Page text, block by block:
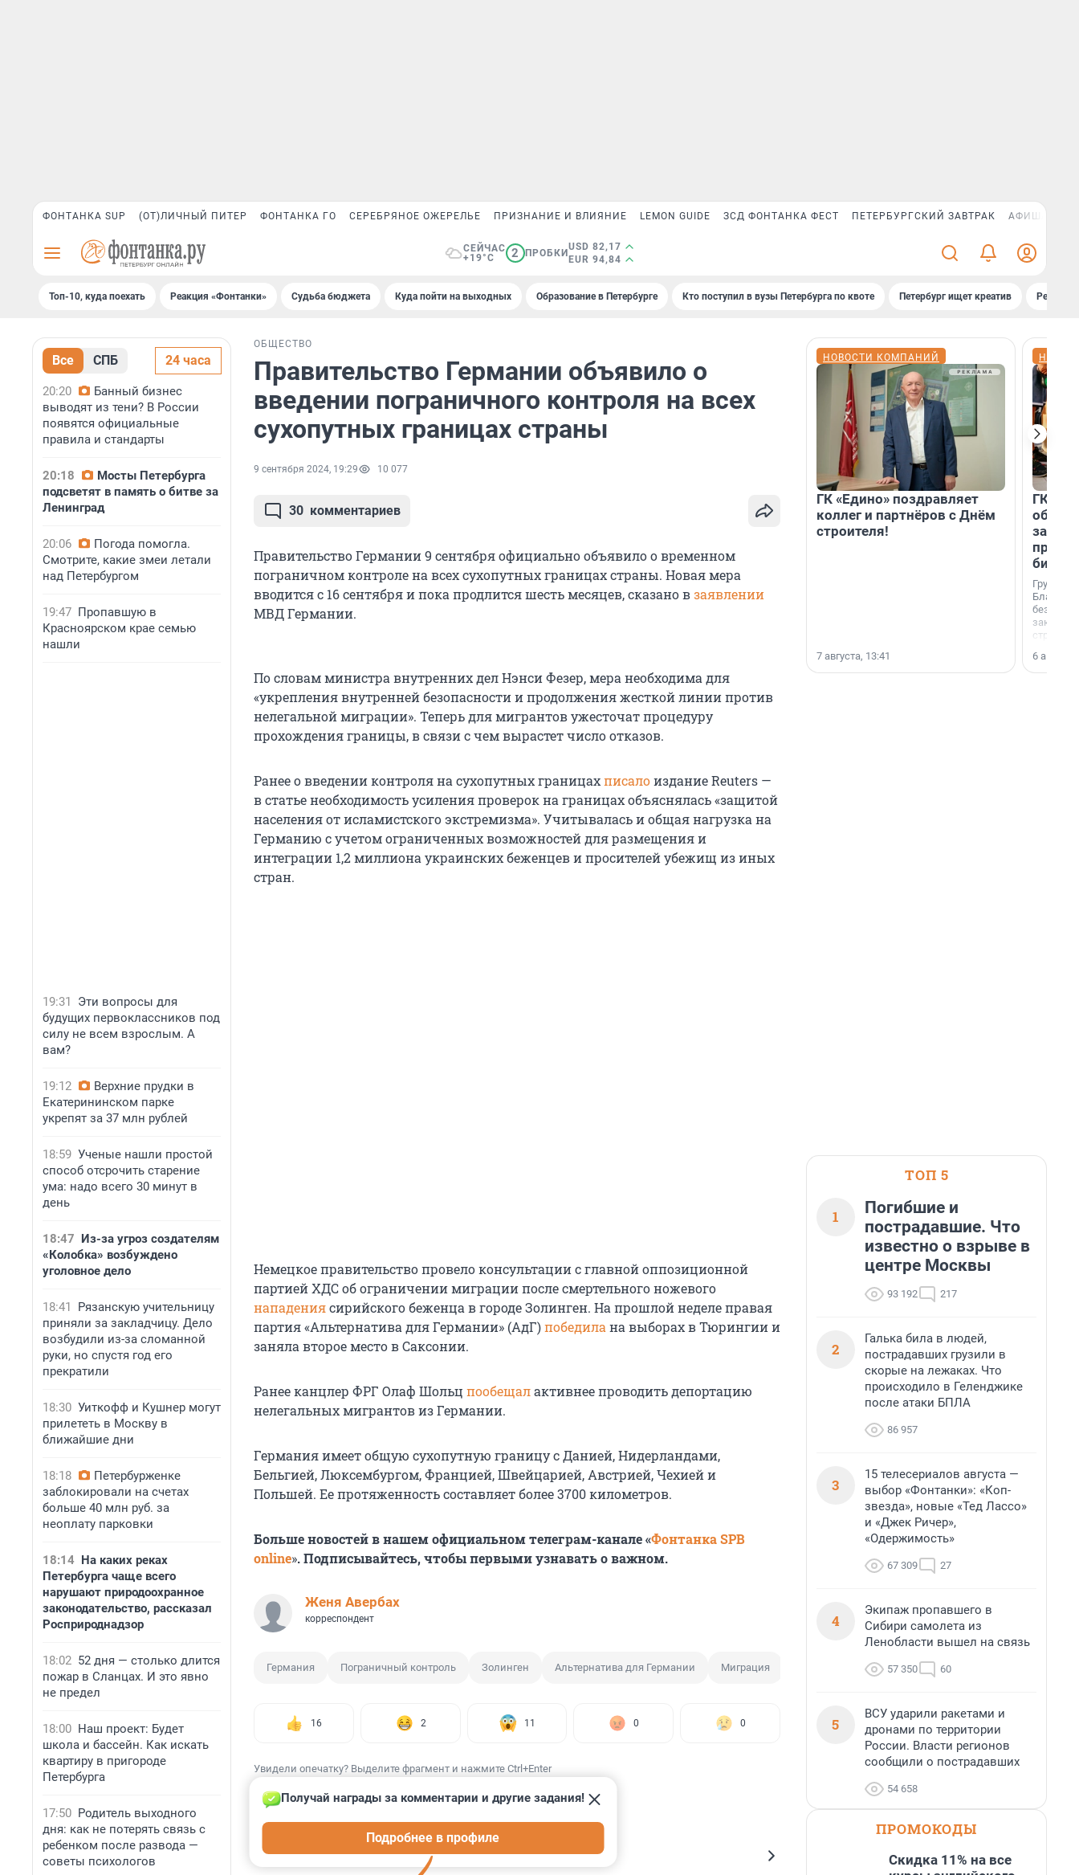
ФОНТАНКА SUP (ОТ)ЛИЧНЫЙ ПИТЕР ФОНТАНКА ГО СЕРЕБРЯНОЕ ОЖЕРЕЛЬЕ ПРИЗНАНИЕ И ВЛИЯНИЕ LEMON GUIDE ЗСД ФОНТАНКА ФЕСТ ПЕТЕРБУРГСКИЙ ЗАВТРАК АФИША PLUS
СЕЙЧАС
+19°C
2 ПРОБКИ
USD 82,17
EUR 94,84
Топ-10, куда поехать Реакция «Фонтанки» Судьба бюджета Куда пойти на выходных Образование в Петербурге Кто поступил в вузы Петербурга по квоте Петербург ищет креатив
Все СПБ 24 часа
20:20
Банный бизнес
выводят из тени? В России
появятся официальные
правила и стандарты
20:18
Мосты Петербурга
подсветят в память о битве за
Ленинград
20:06
Погода помогла.
Смотрите, какие змеи летали
над Петербургом
19:47 Пропавшую в
Красноярском крае семью
нашли
19:31
Эти вопросы для
будущих первоклассников под
силу не всем взрослым. А
вам?
19:12
Верхние прудки в
Екатерининском парке
укрепят за 37 млн рублей
18:59 Ученые нашли простой
способ отсрочить старение
ума: надо всего 30 минут в
день
18:47 Из-за угроз создателям
«Колобка» возбуждено
уголовное дело
18:41
Рязанскую учительницу
приняли за закладчицу. Дело
возбудили из-за сломанной
руки, но спустя год его
прекратили
18:30 Уиткофф и Кушнер могут
прилететь в Москву в
ближайшие дни
18:18
Петербурженке
заблокировали на счетах
больше 40 млн руб. за
неоплату парковки
18:14 На каких реках
Петербурга чаще всего
нарушают природоохранное
законодательство, рассказал
Росприроднадзор
18:02 52 дня — столько длится
пожар в Сланцах. И это явно
не предел
18:00 Наш проект: Будет
школа и бассейн. Как искать
квартиру в пригороде
Петербурга
17:50 Родитель выходного
дня: как не потерять связь с
ребенком после развода —
советы психологов
ОБЩЕСТВО
Правительство Германии объявило о
введении пограничного контроля на всех
сухопутных границах страны
9 сентября 2024, 19:29 10 077
30 комментариев
Правительство Германии 9 сентября официально объявило о временном
пограничном контроле на всех сухопутных границах страны. Новая мера
вводится с 16 сентября и пока продлится шесть месяцев, сказано взаявлении
МВД Германии.
По словам министра внутренних дел Нэнси Фезер, мера необходима для
«укрепления внутренней безопасности и продолжения жесткой линии против
нелегальной миграции». Теперь для мигрантов ужесточат процедуру
прохождения границы, в связи с чем вырастет число отказов.
Ранее о введении контроля на сухопутных границахписалоиздание Reuters —
в статье необходимость усиления проверок на границах объяснялась «защитой
населения от исламистского экстремизма». Учитывалась и общая нагрузка на
Германию с учетом ограниченных возможностей для размещения и
интеграции 1,2 миллиона украинских беженцев и просителей убежищ из иных
стран.
Немецкое правительство провело консультации с главной оппозиционной
партией ХДС об ограничении миграции после смертельного ножевого
нападениясирийского беженца в городе Золинген. На прошлой неделе правая
партия «Альтернатива для Германии» (АдГ)победила на выборах в Тюрингии и
заняла второе место в Саксонии.
Ранее канцлер ФРГ Олаф Шольц пообещалактивнее проводить депортацию
нелегальных мигрантов из Германии.
Германия имеет общую сухопутную границу с Данией, Нидерландами,
Бельгией, Люксембургом, Францией, Швейцарией, Австрией, Чехией и
Польшей. Ее протяженность составляет более 3700 километров.
Больше новостей в нашем официальном телеграм-канале «Фонтанка SPB
online». Подписывайтесь, чтобы первыми узнавать о важном.
Женя Авербах
корреспондент
Германия Пограничный контроль Золинген Альтернатива для Германии Миграция
16 2 11 0 0
Увидели опечатку? Выделите фрагмент и нажмите Ctrl+Enter
КОММЕНТАРИИ 30
Получай награды за комментарии и другие задания!
Подробнее в профиле
НОВОСТИ КОМПАНИЙ
ГК «Едино» поздравляет
коллег и партнёров с Днём
строителя!
7 августа, 13:41
ГК
Группа
6
ТОП 5
1
Погибшие и
пострадавшие. Что
известно о взрыве в
центре Москвы
93 192 217
2
Галька била в людей,
пострадавших грузили в
скорые на лежаках. Что
происходило в Геленджике
после атаки БПЛА
86 957
3
15 телесериалов августа —
выбор «Фонтанки»: «Коп-
звезда», новые «Тед Лассо»
и «Джек Ричер»,
«Одержимость»
67 309 27
4
Экипаж пропавшего в
Сибири самолета из
Ленобласти вышел на связь
57 350 60
5
ВСУ ударили ракетами и
дронами по территории
России. Власти регионов
сообщили о пострадавших
54 658
ПРОМОКОДЫ
Скидка 11% на все